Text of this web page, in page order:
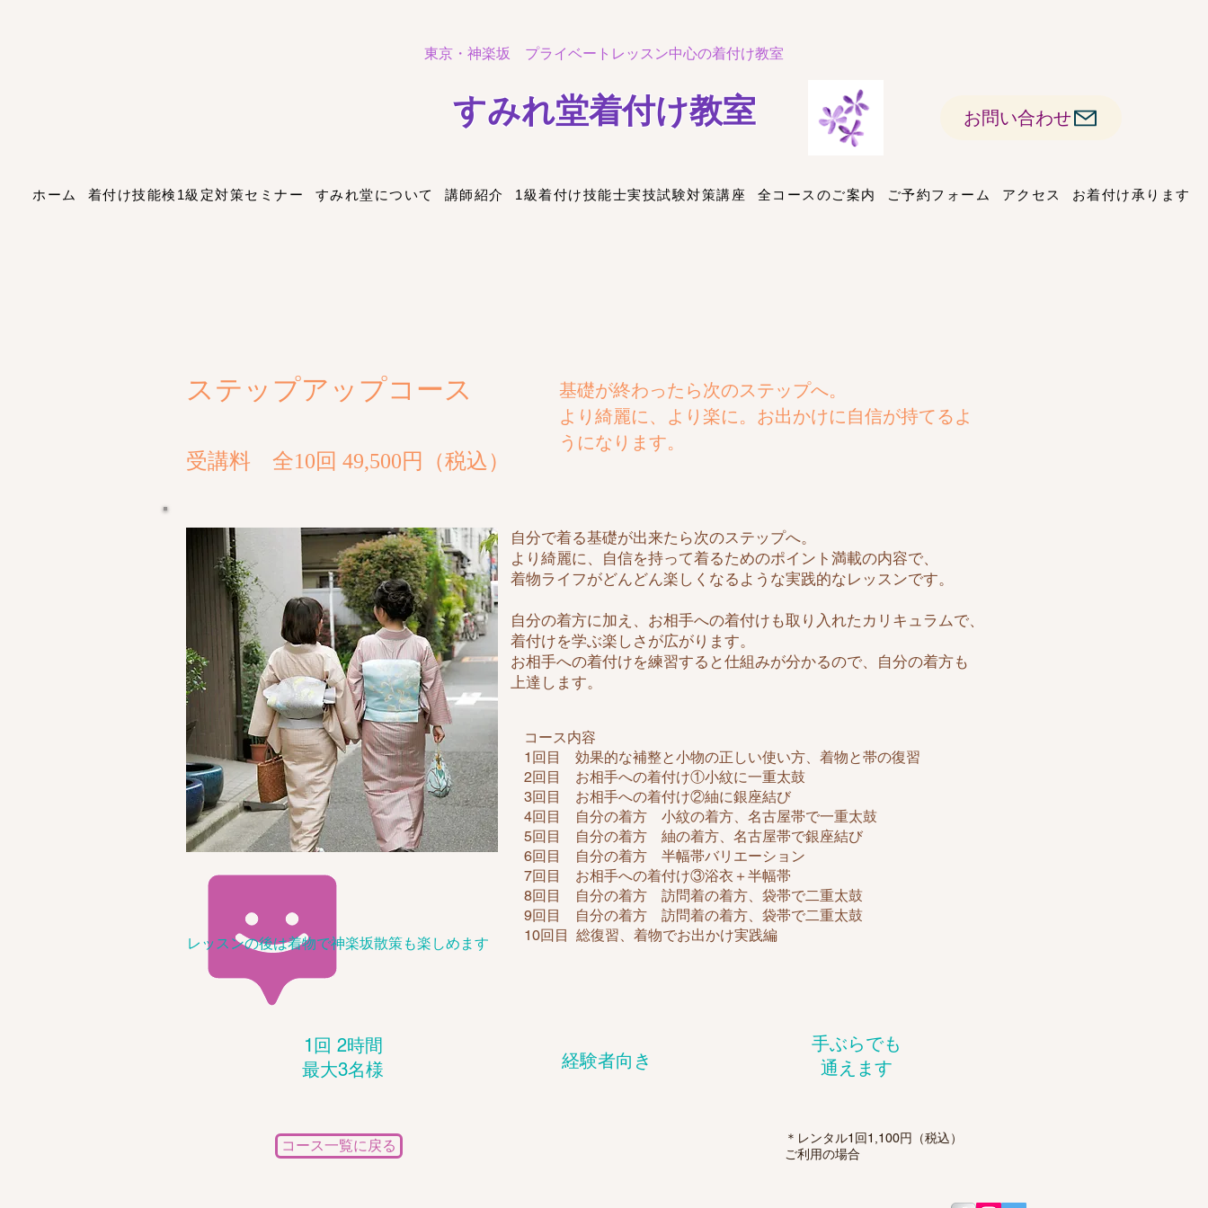
東京・神楽坂 プライベートレッスン中心の着付け教室
​すみれ堂着付け教室 お問い合わせ
ホーム 着付け技能検1級定対策セミナー すみれ堂について 講師紹介 1級着付け技能士実技試験対策講座 全コースのご案内 ご予約フォーム アクセス お着付け承ります
ステップアップコース
受講料 全10回 49,500円（税込）
基礎が終わったら次のステップへ。
​より綺麗に、より楽に。お出かけに自信が持てるよ
うになります。
自分で着る基礎が出来たら次のステップへ。
より綺麗に、自信を持って着るためのポイント満載の内容で、
着物ライフがどんどん楽しくなるような実践的なレッスンです。
自分の着方に加え、お相手への着付けも取り入れたカリキュラムで、
着付けを学ぶ楽しさが広がります。
お相手への着付けを練習すると仕組みが分かるので、自分の着方も
上達します。
レッスンの後は着物で神楽坂散策も楽しめます
1回 2時間
​最大3名様
​経験者向き
手ぶらでも
通えます
コース一覧に戻る
コース内容
1回目 効果的な補整と小物の正しい使い方、 着物と帯の復習
2回目 お相手への着付け①小紋に一重太鼓
3回目 お相手への着付け②紬に銀座結び
4回目 自分の着方 小紋の着方、名古屋帯で一重太鼓
5回目 自分の着方 紬の着方、名古屋帯で銀座結び
6回目 自分の着方 半幅帯バリエーション
7回目 お相手への着付け③浴衣＋半幅帯
8回目 自分の着方 訪問着の着方、袋帯で二重太鼓
9回目 自分の着方 訪問着の着方、袋帯で二重太鼓
10回目 総復習、着物でお出かけ実践編
＊レンタル1回1,100円（税込）
ご利用の場合